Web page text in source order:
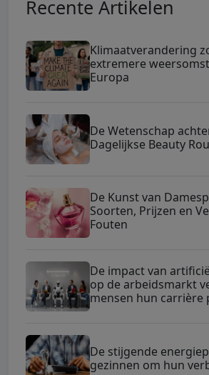
Recente Artikelen
Klimaatverandering
extremere
Europa
De Wetenschap
Dagelijkse Beauty
De Kunst van
Soorten, Prijzen en
Fouten
De impact van
op de arbeidsmarkt
mensen hun carrière
De stijgende
gezinnen om hun